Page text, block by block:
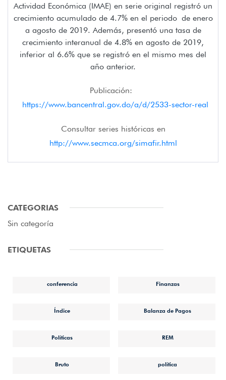
Actividad Económica (IMAE) en serie original registró un
crecimiento acumulado de 4.7% en el periodo de enero
a agosto de 2019. Además, presentó una tasa de
crecimiento interanual de 4.8% en agosto de 2019,
inferior al 6.6% que se registró en el mismo mes del
año anterior.
Publicación:
https://www.bancentral.gov.do/a/d/2533-sector-real
Consultar series históricas en
http://www.secmca.org/simafir.html
CATEGORIAS
Sin categoría
ETIQUETAS
conferencia Finanzas
Índice Balanza de Pagos
Políticas REM
Bruto política